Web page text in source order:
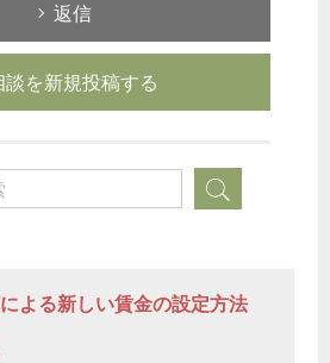
返信
談を新規投稿する
よる新しい賃金の設定方法